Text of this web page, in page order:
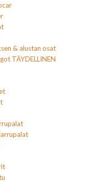
& alustan osat
TÄYDELLINEN